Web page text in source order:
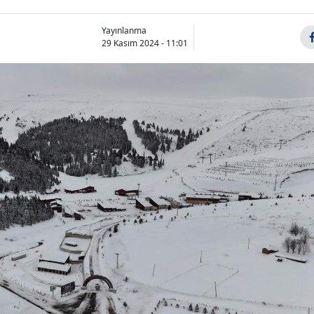
Yayınlanma
29 Kasım 2024 - 11:01